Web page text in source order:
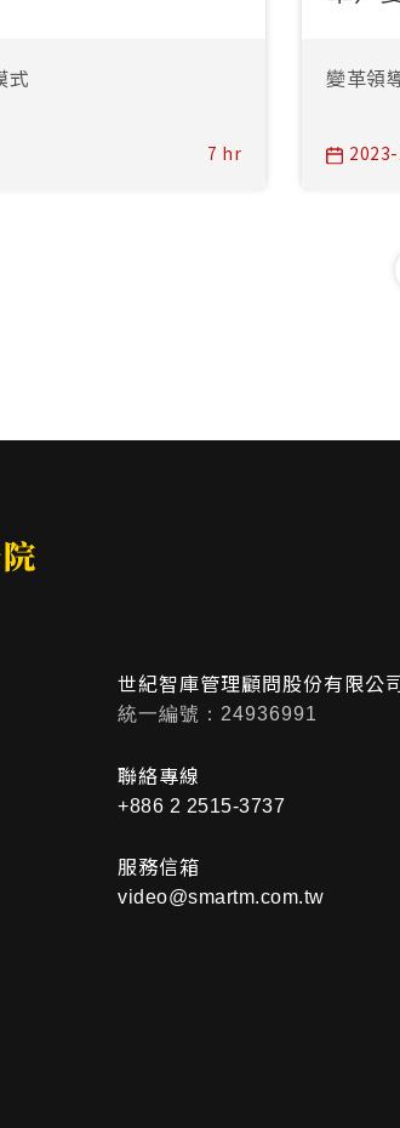
式
7 hr
變革領
世紀智庫管理顧問股份有限公
統一編號：24936991
聯絡專線
+886 2 2515-3737
服務信箱
video@smartm.com.tw